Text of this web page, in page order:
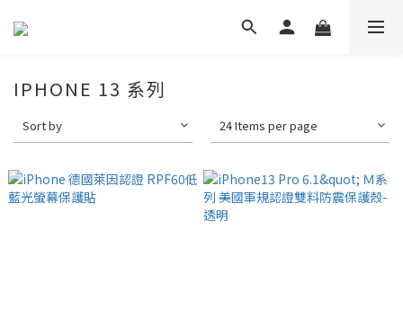
IPHONE 13 系列
Sort by 24 Items per page